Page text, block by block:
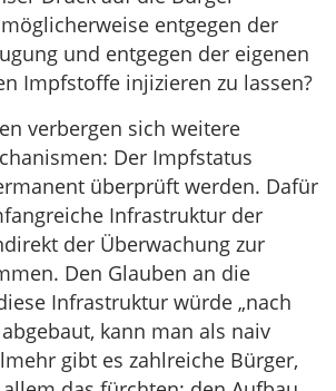
entgegen der
und entgegen der eigenen
Impfstoffe injizieren zu lassen?
verbergen sich weitere
Der Impfstatus
überprüft werden. Dafür
Infrastruktur der
der Überwachung zur
Den Glauben an die
Infrastruktur würde „nach
kann man als naiv
gibt es zahlreiche Bürger,